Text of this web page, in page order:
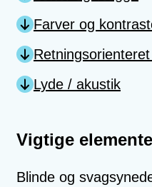
Farver og
Lyde / akustik
Vigtige
Blinde og